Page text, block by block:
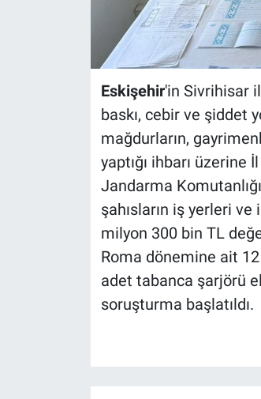
Eskişehir'in Sivrihisar
baskı, cebir ve şiddet
mağdurların,
yaptığı ihbarı
Jandarma
şahısların iş yerleri
milyon 300 bin TL
Roma dönemine ait
adet tabanca şarjörü
soruşturma başlatıldı.